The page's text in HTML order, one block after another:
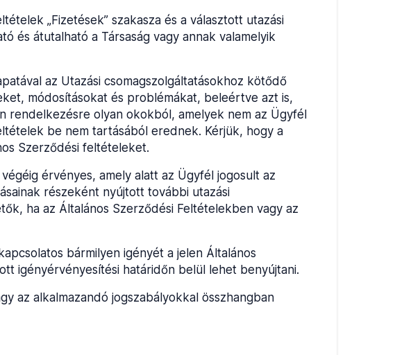
„Fizetések” szakasza és a választott utazási
és átutalható a Társaság vagy annak valamelyik
az Utazási csomagszolgáltatásokhoz kötődő
módosításokat és problémákat, beleértve azt is,
rendelkezésre olyan okokból, amelyek nem az Ügyfél
be nem tartásából erednek. Kérjük, hogy a
Szerződési feltételeket.
érvényes, amely alatt az Ügyfél jogosult az
részeként nyújtott további utazási
ha az Általános Szerződési Feltételekben vagy az
bármilyen igényét a jelen Általános
igényérvényesítési határidőn belül lehet benyújtani.
az alkalmazandó jogszabályokkal összhangban